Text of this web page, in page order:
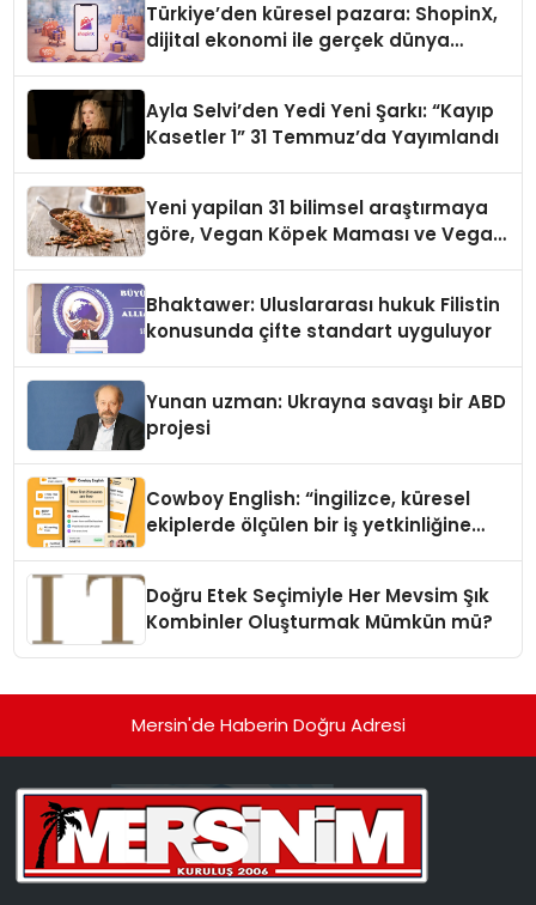
Türkiye’den küresel pazara: ShopinX,
dijital ekonomi ile gerçek dünya
Ayla Selvi’den Yedi Yeni Şarkı: “Kayıp
Kasetler 1” 31 Temmuz’da Yayımlandı
Yeni yapilan 31 bilimsel araştırmaya
göre, Vegan Köpek Maması ve Vegan
Bhaktawer: Uluslararası hukuk Filistin
konusunda çifte standart uyguluyor
Yunan uzman: Ukrayna savaşı bir ABD
projesi
Cowboy English: “İngilizce, küresel
ekiplerde ölçülen bir iş yetkinliğine
Doğru Etek Seçimiyle Her Mevsim Şık
Kombinler Oluşturmak Mümkün mü?
Mersin'de Haberin Doğru Adresi